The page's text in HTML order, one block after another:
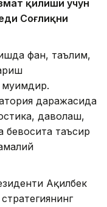
қилиши учун
Соғлиқни
фан, таълим,
даражасида
даволаш,
бевосита таъсир
Ақилбек